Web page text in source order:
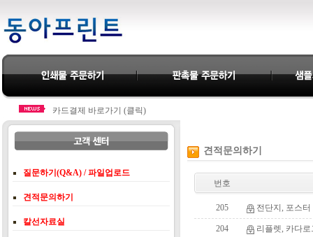
동아기프트 판촉물 쇼핑몰 바로가기 (클릭)
카드결제 바로가기 (클릭)
동아기프트 판촉물 쇼핑몰 바로가기 (클릭)
카드결제 바로가기 (클릭)
질문하기(Q&A) / 파일업로드
견적문의하기
칼선자료실
견적문의하기
번호
205 전단지, 포스터
204 리플렛, 카다로